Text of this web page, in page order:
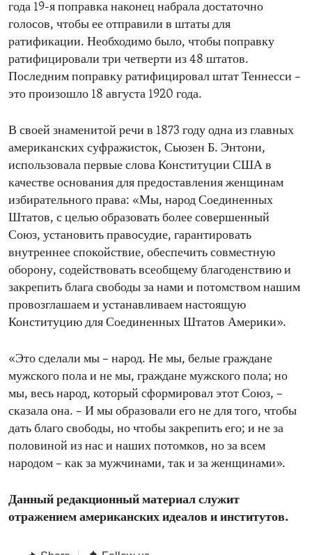
года 19-я поправка наконец набрала достаточно
голосов, чтобы ее отправили в штаты для
ратификации. Необходимо было, чтобы поправку
ратифицировали три четверти из 48 штатов.
Последним поправку ратифицировал штат Теннесси –
это произошло 18 августа 1920 года.
В своей знаменитой речи в 1873 году одна из главных
американских суфражисток, Сьюзен Б. Энтони,
использовала первые слова Конституции США в
качестве основания для предоставления женщинам
избирательного права: «Мы, народ Соединенных
Штатов, с целью образовать более совершенный
Союз, установить правосудие, гарантировать
внутреннее спокойствие, обеспечить совместную
оборону, содействовать всеобщему благоденствию и
закрепить блага свободы за нами и потомством нашим
провозглашаем и устанавливаем настоящую
Конституцию для Соединенных Штатов Америки».
«Это сделали мы – народ. Не мы, белые граждане
мужского пола и не мы, граждане мужского пола; но
мы, весь народ, который сформировал этот Союз, –
сказала она. – И мы образовали его не для того, чтобы
дать благо свободы, но чтобы закрепить его; и не за
половиной из нас и наших потомков, но за всем
народом – как за мужчинами, так и за женщинами».
Данный редакционный материал служит
отражением американских идеалов и институтов.